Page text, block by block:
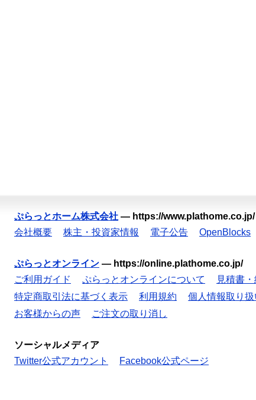
ぷらっとホーム株式会社 — https://www.plathome.co.jp/
会社概要
株主・投資家情報 電子公告 OpenBlocks
ぷらっとオンライン — https://online.plathome.co.jp/
ご利用ガイド
ぷらっとオンラインについて 見積書
特定商取引法に基づく表示
利用規約 個人情報取り
お客様からの声
ご注文の取り消し
ソーシャルメディア
Twitter公式アカウント
Facebook公式ページ